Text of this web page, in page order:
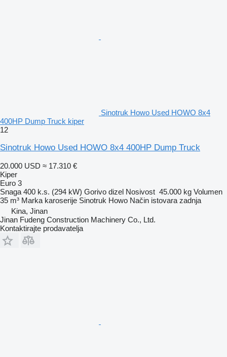
Sinotruk Howo Used HOWO 8x4
400HP Dump Truck kiper
12
Sinotruk Howo Used HOWO 8x4 400HP Dump Truck
20.000 USD ≈ 17.310 €
Kiper
Euro 3
Snaga 400 k.s. (294 kW) Gorivo dizel Nosivost 45.000 kg Volumen
35 m³ Marka karoserije Sinotruk Howo Način istovara zadnja
Kina, Jinan
Jinan Fudeng Construction Machinery Co., Ltd.
Kontaktirajte prodavatelja